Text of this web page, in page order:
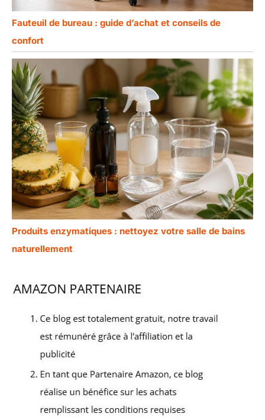
Fauteuil de bureau : guide d’achat et conseils de
confort
Produits enzymatiques : nettoyez votre salle de bains
naturellement